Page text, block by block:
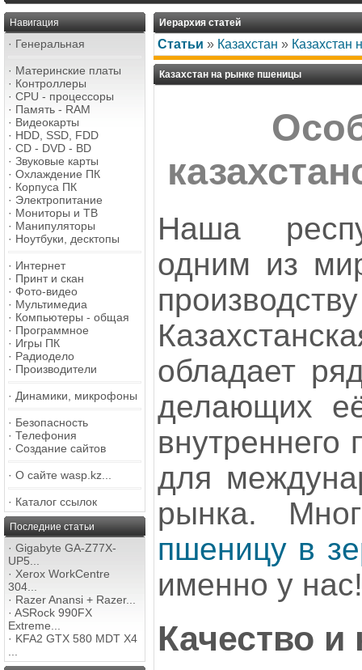
Навигация
· Генеральная
· Материнские платы
· Контроллеры
· CPU - процессоры
· Память - RAM
· Видеокарты
· HDD, SSD, FDD
· CD - DVD - BD
· Звуковые карты
· Охлаждение ПК
· Корпуса ПК
· Электропитание
· Мониторы и ТВ
· Манипуляторы
· Ноутбуки, десктопы
· Интернет
· Принт и скан
· Фото-видео
· Мультимедиа
· Компьютеры - общая
· Программное
· Игры ПК
· Радиодело
· Производители
· Динамики, микрофоны
· Безопасность
· Телефония
· Создание сайтов
· О сайте wasp.kz...
· Каталог ссылок
Последние статьи
· Gigabyte GA-Z77X-
UP5...
· Xerox WorkCentre
304...
· Razer Anansi + Razer...
· ASRock 990FX
Extreme...
· KFA2 GTX 580 MDT X4
Иерархия статей
Статьи » Казахстан » Казахстан
Казахстан на рынке пшеницы
Наша
одним из
обладает
делающих
внутреннего
для
рынка.
пшеницу в
именно у нас!
Качество